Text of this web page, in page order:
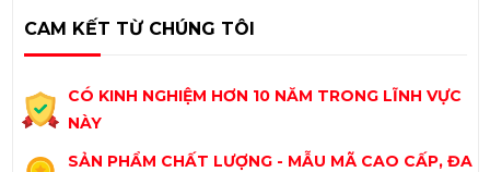
CAM KẾT TỪ CHÚNG TÔI
CÓ KINH NGHIỆM HƠN 10 NĂM TRONG LĨNH VỰC
NÀY
SẢN PHẨM CHẤT LƯỢNG - MẪU MÃ CAO CẤP, ĐA